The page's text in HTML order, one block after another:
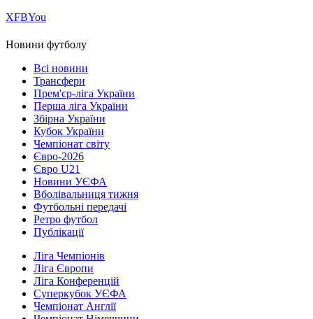
ХFBYou
Новини футболу
Всі новини
Трансфери
Прем'єр-ліга України
Перша ліга України
Збірна України
Кубок України
Чемпіонат світу
Євро-2026
Євро U21
Новини УЄФА
Вболівальниця тижня
Футбольні передачі
Ретро футбол
Публікації
Ліга Чемпіонів
Ліга Європи
Ліга Конференцій
Суперкубок УЄФА
Чемпіонат Англії